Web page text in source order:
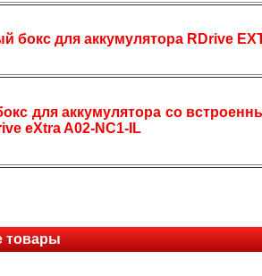
бокс для аккумулятора RDrive
для аккумулятора со
eXtra A02-NC1-IL
товары